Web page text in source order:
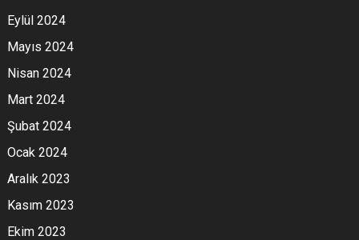
Eylül 2024
Mayıs 2024
Nisan 2024
Mart 2024
Şubat 2024
Ocak 2024
Aralık 2023
Kasım 2023
Ekim 2023